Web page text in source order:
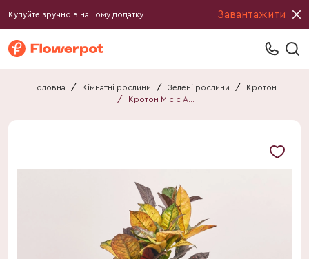
Купуйте зручно в нашому додатку Завантажити
Головна / Кімнатні рослини / Зелені рослини /
Кротон
/
Кротон Місіс Айстон